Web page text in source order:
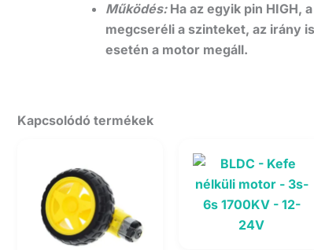
Működés:Ha az egyik pin HIGH,
megcseréli a szinteket, az irány
esetén a motor megáll.
Kapcsolódó termékek